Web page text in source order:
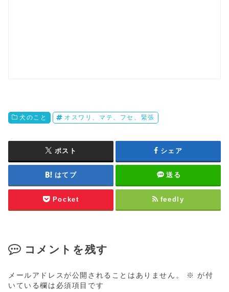
犬のこと オスワリ、マテ、フセ、緊張
ポスト シェア
はてブ 送る
Pocket feedly
コメントを残す
メールアドレスが公開されることはありません。 ※ が付
いている欄は必須項目です